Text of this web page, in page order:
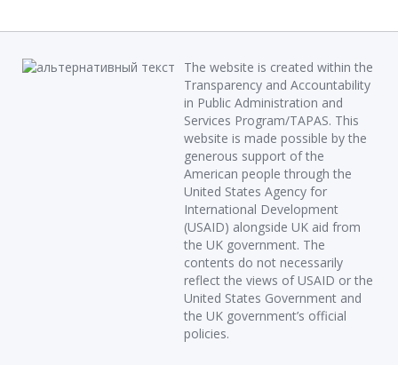
The website is created within the
Transparency and Accountability
in Public Administration and
Services Program/TAPAS. This
website is made possible by the
generous support of the
American people through the
United States Agency for
International Development
(USAID) alongside UK aid from
the UK government. The
contents do not necessarily
reflect the views of USAID or the
United States Government and
the UK government’s official
policies.